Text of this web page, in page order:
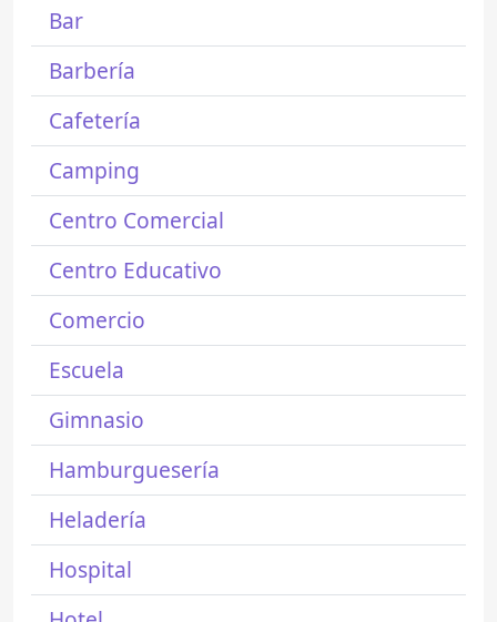
Bar
Barbería
Cafetería
Camping
Centro Comercial
Centro Educativo
Comercio
Escuela
Gimnasio
Hamburguesería
Heladería
Hospital